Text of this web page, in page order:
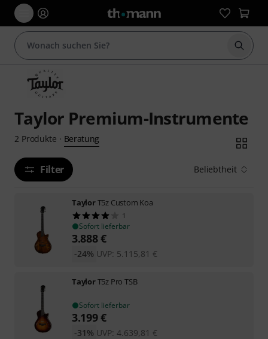
Suche
Taylor Premium-Instrumente
2 Produkte · Beratung
Filter Beliebtheit
TaylorT5z Custom Koa
1
Sofort lieferbar
3.888€
UVP: 5.115,81 €
-24%
TaylorT5z Pro TSB
Sofort lieferbar
3.199€
UVP: 4.639,81 €
-31%